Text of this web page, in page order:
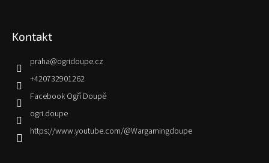
Kontakt
praha@ogridoupe.cz
+420732901262
Facebook Ogří Doupě
ogri.doupe
https://www.youtube.com/@Wargamingdoupe